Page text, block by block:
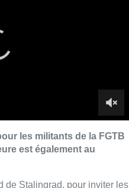
de l’emploi pour les
beaucoup plus compliqué
contrôlés et sanctionnés
“, explique Kobe Martens,
La secrétaire générale
renchérit: “
On voit à
exposés qu’avant à des
donc à une précarité en
sur le marché de l’emploi